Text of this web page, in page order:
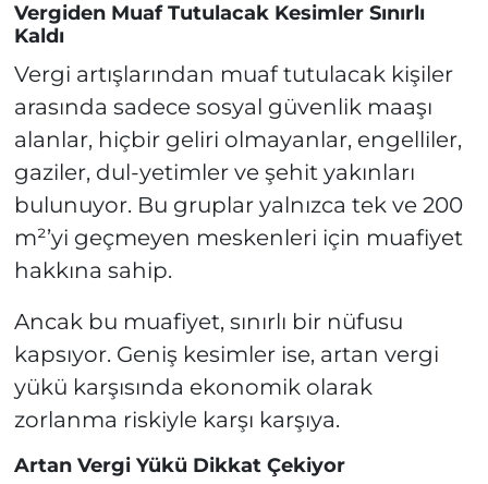
Vergiden Muaf Tutulacak Kesimler Sınırlı
Kaldı
Vergi artışlarından muaf tutulacak kişiler
arasında sadece sosyal güvenlik maaşı
alanlar, hiçbir geliri olmayanlar, engelliler,
gaziler, dul-yetimler ve şehit yakınları
bulunuyor. Bu gruplar yalnızca tek ve 200
m²’yi geçmeyen meskenleri için muafiyet
hakkına sahip.
Ancak bu muafiyet, sınırlı bir nüfusu
kapsıyor. Geniş kesimler ise, artan vergi
yükü karşısında ekonomik olarak
zorlanma riskiyle karşı karşıya.
Artan Vergi Yükü Dikkat Çekiyor